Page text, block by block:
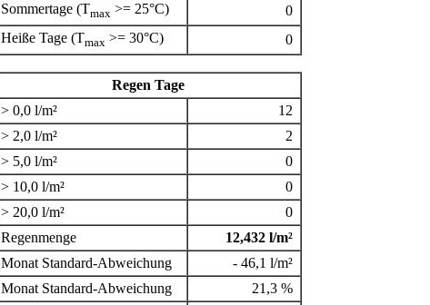
Sommertage (Tmax >= 25°C)
0
Heiße Tage (Tmax >= 30°C) 0
Regen Tage
> 0,0 l/m²
12
> 2,0 l/m²
2
> 5,0 l/m²
0
> 10,0 l/m²
0
> 20,0 l/m²
0
Regenmenge
12,432 l/m²
Monat Standard-Abweichung
- 46,1 l/m²
Monat Standard-Abweichung
21,3 %